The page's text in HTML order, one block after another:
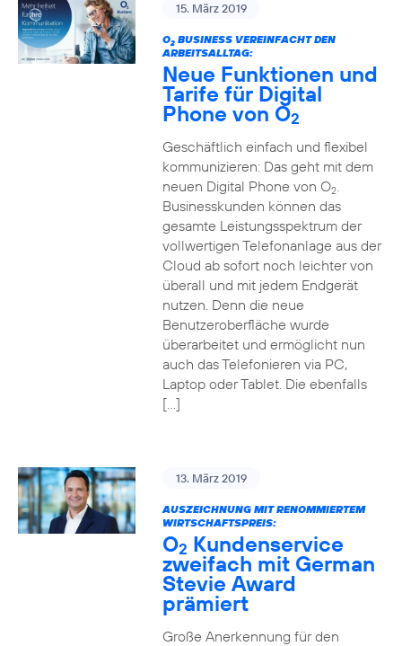
15. März 2019
O2BUSINESS VEREINFACHT DEN
ARBEITSALLTAG:
Neue Funktionen und
Tarife für Digital
Phone von O2
Geschäftlich einfach und flexibel
kommunizieren: Das geht mit dem
neuen Digital Phone von O2.
Businesskunden können das
gesamte Leistungsspektrum der
vollwertigen Telefonanlage aus der
Cloud ab sofort noch leichter von
überall und mit jedem Endgerät
nutzen. Denn die neue
Benutzeroberfläche wurde
überarbeitet und ermöglicht nun
auch das Telefonieren via PC,
Laptop oder Tablet. Die ebenfalls
[…]
13. März 2019
AUSZEICHNUNG MIT RENOMMIERTEM
WIRTSCHAFTSPREIS:
O2 Kundenservice
zweifach mit German
Stevie Award
prämiert
Große Anerkennung für den